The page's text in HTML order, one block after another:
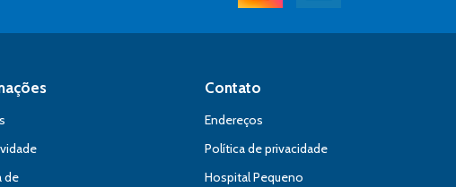
de
Contato
Endereços
Política de privacidade
Hospital Pequeno